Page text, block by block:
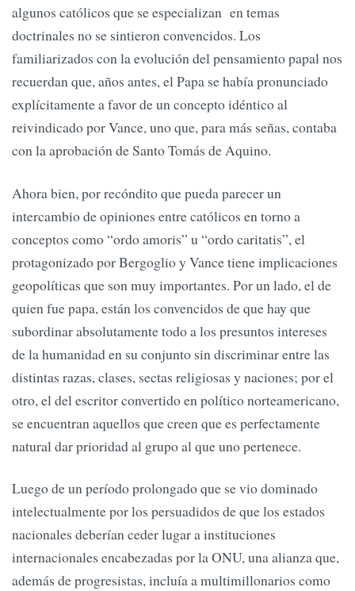
algunos católicos que se especializan en temas
doctrinales no se sintieron convencidos. Los
familiarizados con la evolución del pensamiento papal nos
recuerdan que, años antes, el Papa se había pronunciado
explícitamente a favor de un concepto idéntico al
reivindicado por Vance, uno que, para más señas, contaba
con la aprobación de Santo Tomás de Aquino.
Ahora bien, por recóndito que pueda parecer un
intercambio de opiniones entre católicos en torno a
conceptos como “ordo amoris” u “ordo caritatis”, el
protagonizado por Bergoglio y Vance tiene implicaciones
geopolíticas que son muy importantes. Por un lado, el de
quien fue papa, están los convencidos de que hay que
subordinar absolutamente todo a los presuntos intereses
de la humanidad en su conjunto sin discriminar entre las
distintas razas, clases, sectas religiosas y naciones; por el
otro, el del escritor convertido en político norteamericano,
se encuentran aquellos que creen que es perfectamente
natural dar prioridad al grupo al que uno pertenece.
Luego de un período prolongado que se vio dominado
intelectualmente por los persuadidos de que los estados
nacionales deberían ceder lugar a instituciones
internacionales encabezadas por la ONU, una alianza que,
además de progresistas, incluía a multimillonarios como